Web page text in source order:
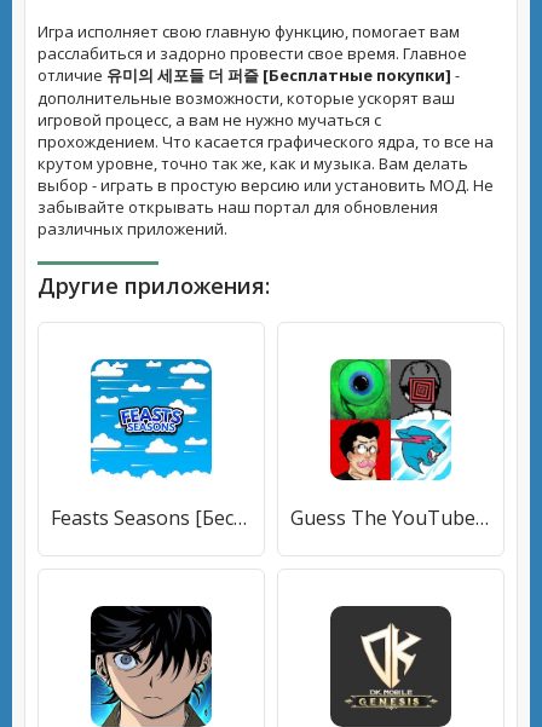
Игра исполняет свою главную функцию, помогает вам
расслабиться и задорно провести свое время. Главное
отличие 유미의 세포들 더 퍼즐 [Бесплатные покупки] -
дополнительные возможности, которые ускорят ваш
игровой процесс, а вам не нужно мучаться с
прохождением. Что касается графического ядра, то все на
крутом уровне, точно так же, как и музыка. Вам делать
выбор - играть в простую версию или установить МОД. Не
забывайте открывать наш портал для обновления
различных приложений.
Другие приложения:
Feasts Seasons [Бесплатные покупки] Guess The YouTuber 2022 [Бесплатные покупки]